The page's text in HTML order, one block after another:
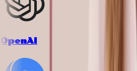
OpenAI